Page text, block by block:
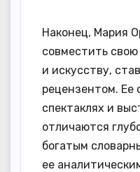
Наконец, Мария
совместить
и искусству,
рецензентом. Ее
спектаклях и
отличаются
богатым
ее